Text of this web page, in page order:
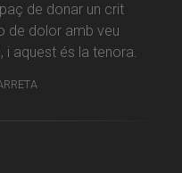
de donar un crit
de dolor amb veu
i aquest és la tenora.